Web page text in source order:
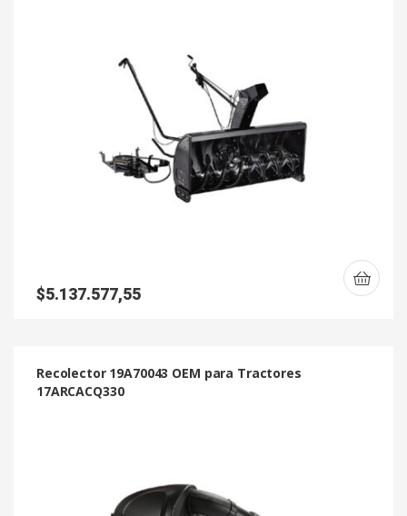
$5.137.577,55
Recolector 19A70043 OEM para Tractores
17ARCACQ330